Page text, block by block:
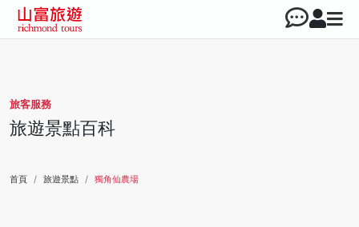
旅客服務
旅遊景點百科
首頁 旅遊景點 獨角仙農場